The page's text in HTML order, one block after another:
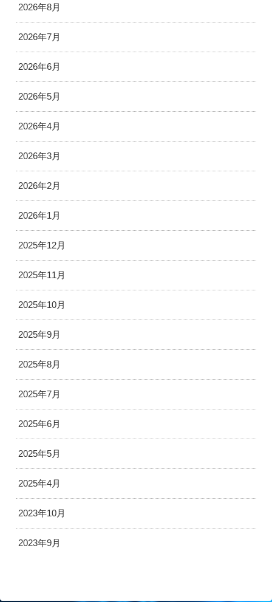
2026年8月
2026年7月
2026年6月
2026年5月
2026年4月
2026年3月
2026年2月
2026年1月
2025年12月
2025年11月
2025年10月
2025年9月
2025年8月
2025年7月
2025年6月
2025年5月
2025年4月
2023年10月
2023年9月